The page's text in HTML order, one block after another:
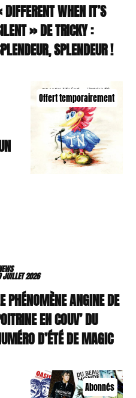
WHEN IT’S
» DE TRICKY :
SPLENDEUR !
Offert temporairement
JUILLET 2026
PHÉNOMÈNE ANGINE DE
EN COUV’ DU
D’ÉTÉ DE MAGIC
Abonnés